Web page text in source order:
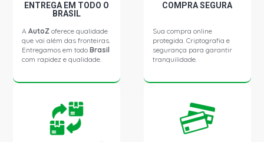
IPANEMA SLE SW 2.0 8V EFI GASOLINA (1989 - 1995)
IPANEMA GLS SW 2.0 8V GASOLINA (1994 - 1998)
KADETT SL HATCH 1.8 8V EFI GASOLINA (1989 - 1998)
KADETT SLE HATCH 1.8 8V EFI GASOLINA (1989 - 1995)
ENTREGA EM TODO O
BRASIL
AAutoZ oferece qualidade
que vai além das fronteiras.
Entregamos em todoBrasil
com rapidez e qualidade.
COMPRA SEGURA
Sua compra online
protegida. Criptografia e
segurança para garantir
tranquilidade.